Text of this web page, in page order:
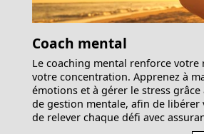
Coach mental
Le coaching mental renforce votre
votre concentration. Apprenez à
émotions et à gérer le stress grâce
de gestion mentale, afin de
de relever chaque défi avec